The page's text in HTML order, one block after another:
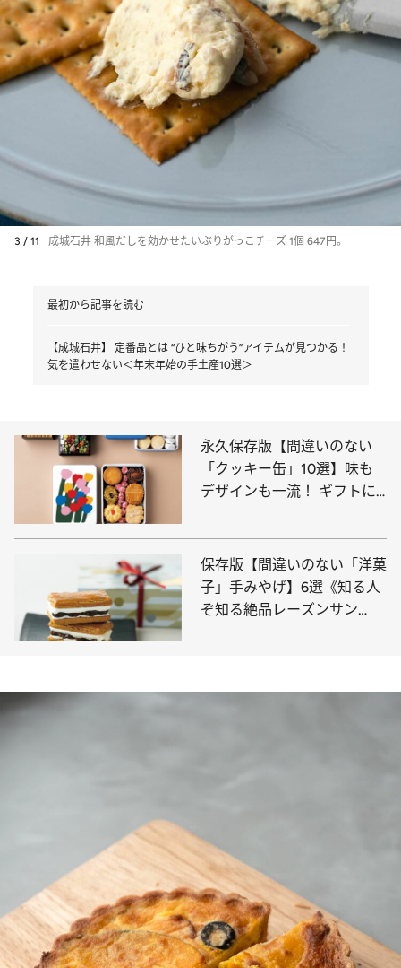
3 / 11 成城石井 和風だしを効かせたいぶりがっこチーズ 1個 647円。
最初から記事を読む
【成城石井】 定番品とは “ひと味ちがう”アイテムが見つかる！
気を遣わせない＜年末年始の手土産10選＞
永久保存版【間違いのない
「クッキー缶」10選】味も
デザインも一流！ ギフトに
保存版【間違いのない「洋菓
子」手みやげ】6選《知る人
ぞ知る絶品レーズンサン